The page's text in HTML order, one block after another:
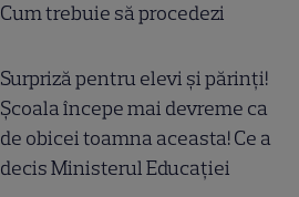
Cum trebuie să procedezi
Surpriză pentru elevi și părinți!
Școala începe mai devreme ca
de obicei toamna aceasta! Ce a
decis Ministerul Educației